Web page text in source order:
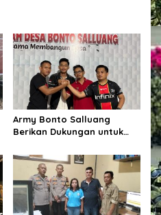
Army Bonto Salluang
Berikan Dukungan untuk
RI ke-81 di Desa Bonto
Salluang